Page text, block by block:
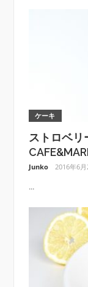
ケーキ
ストロベリ
Junko 2016年6月
...